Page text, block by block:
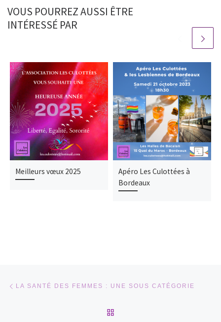
VOUS POURREZ AUSSI ÊTRE
INTÉRESSÉ PAR
Meilleurs vœux 2025
Apéro Les Culottées à
Bordeaux
LA SANTÉ DES FEMMES : UNE SOUS CATÉGORIE